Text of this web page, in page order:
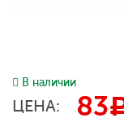
В наличии
ЦЕНА: 83